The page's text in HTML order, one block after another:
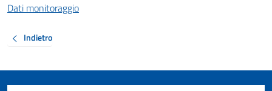
Dati monitoraggio
Indietro